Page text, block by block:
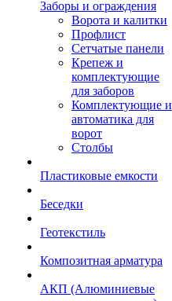
Заборы и ограждения
Ворота и калитки
Профлист
Сетчатые панели
Крепеж и
комплектующие
для заборов
Комплектующие и
автоматика для
ворот
Столбы
Пластиковые емкости
Беседки
Геотекстиль
Композитная арматура
АКП (Алюминиевые